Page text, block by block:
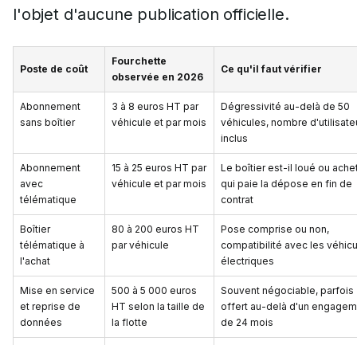
l'objet d'aucune publication officielle.
Poste de coût
Fourchette
observée en 2026
Ce qu'il faut vérifier
Abonnement
sans boîtier
3 à 8 euros HT par
véhicule et par mois
Dégressivité au-delà de 50
véhicules, nombre
inclus
Abonnement
avec
télématique
15 à 25 euros HT par
véhicule et par mois
Le boîtier est-il loué ou
qui paie la dépose en fin de
contrat
Boîtier
télématique à
l'achat
80 à 200 euros HT
par véhicule
Pose comprise ou non,
compatibilité avec les
électriques
Mise en service
et reprise de
données
500 à 5 000 euros
HT selon la taille de
la flotte
Souvent négociable, parfois
offert au-delà d'un
de 24 mois